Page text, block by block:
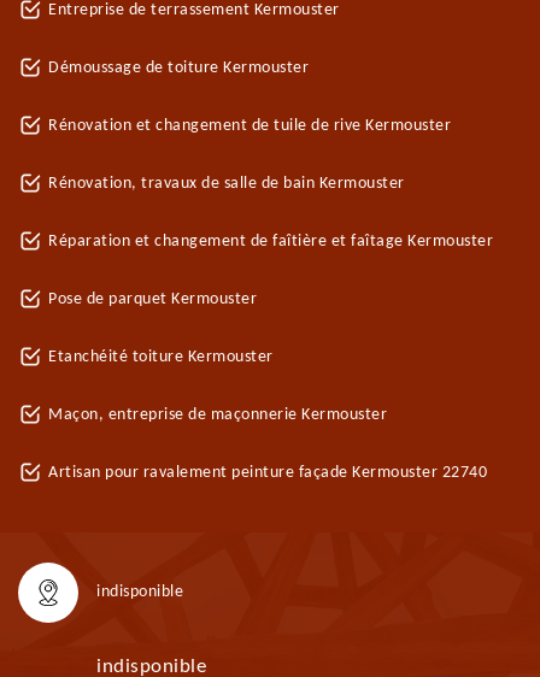
Entreprise de terrassement Kermouster
Démoussage de toiture Kermouster
Rénovation et changement de tuile de rive Kermouster
Rénovation, travaux de salle de bain Kermouster
Réparation et changement de faîtière et faîtage Kermouster
Pose de parquet Kermouster
Etanchéité toiture Kermouster
Maçon, entreprise de maçonnerie Kermouster
Artisan pour ravalement peinture façade Kermouster 22740
indisponible
indisponible